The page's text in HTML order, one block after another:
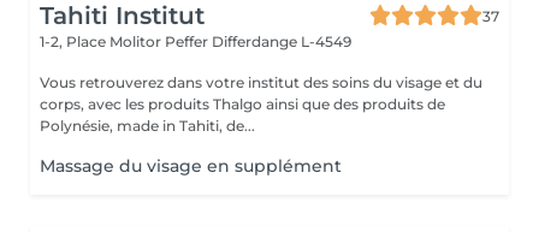
Tahiti Institut
37
1-2, Place Molitor Peffer Differdange L-4549
Vous retrouverez dans votre institut des soins du visage et du
corps, avec les produits Thalgo ainsi que des produits de
Polynésie, made in Tahiti, de...
Massage du visage en supplément